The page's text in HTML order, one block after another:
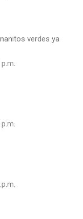
verdes ya